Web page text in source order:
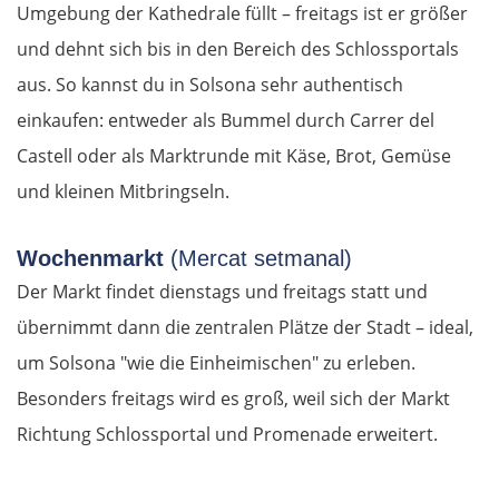
Umgebung der Kathedrale füllt – freitags ist er größer
und dehnt sich bis in den Bereich des Schlossportals
aus. So kannst du in Solsona sehr authentisch
einkaufen: entweder als Bummel durch Carrer del
Castell oder als Marktrunde mit Käse, Brot, Gemüse
und kleinen Mitbringseln.
Wochenmarkt (Mercat setmanal)
Der Markt findet dienstags und freitags statt und
übernimmt dann die zentralen Plätze der Stadt – ideal,
um Solsona "wie die Einheimischen" zu erleben.
Besonders freitags wird es groß, weil sich der Markt
Richtung Schlossportal und Promenade erweitert.